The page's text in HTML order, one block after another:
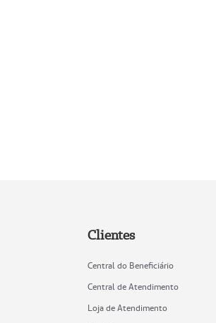
Clientes
Central do Beneficiário
Central de Atendimento
Loja de Atendimento